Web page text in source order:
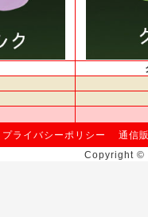
プライバシーポリシー
通信
Copyright ©